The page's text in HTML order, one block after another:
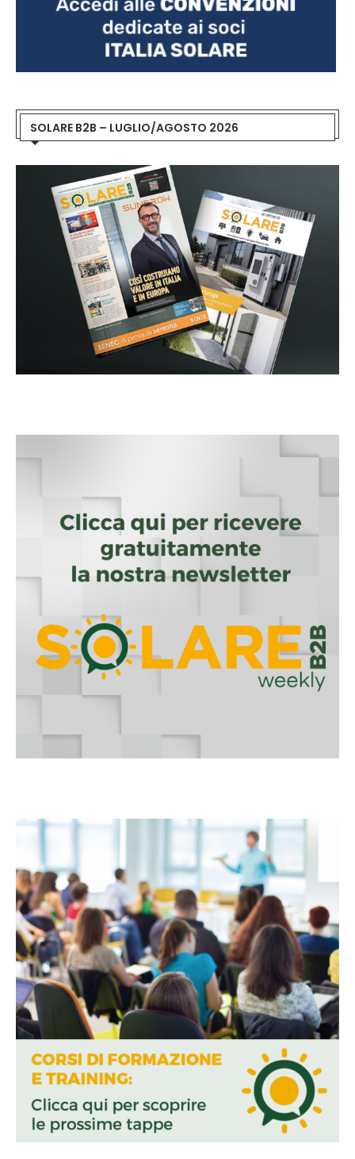
SOLARE B2B – LUGLIO/AGOSTO 2026